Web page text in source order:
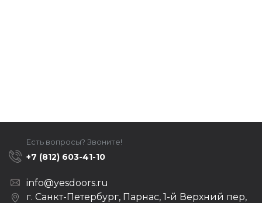
Есть вопросы? Звоните!
+7 (812) 603-41-10
info@yesdoors.ru
г. Санкт-Петербург, Парнас, 1-й Верхний пер,